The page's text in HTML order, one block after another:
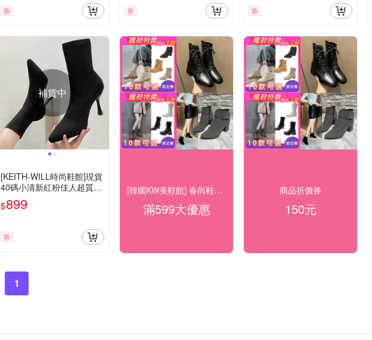
券 券 券
補貨中
[KEITH-WILL時尚鞋館]現貨
40碼小清新紅粉佳人超質感
靴(踝靴 靴子 休閒鞋 馬丁靴
短靴)
$899
券
[韓國KW美鞋館] 春尚鞋履38折UP
滿599大優惠
商品折價券
150元
1